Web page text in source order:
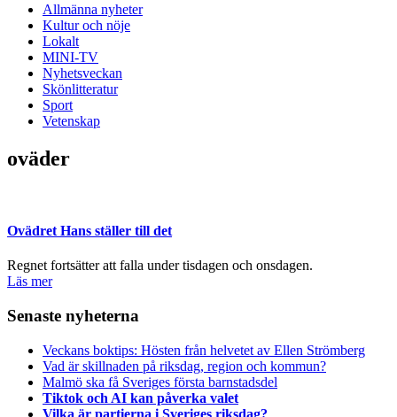
Allmänna nyheter
Kultur och nöje
Lokalt
MINI-TV
Nyhetsveckan
Skönlitteratur
Sport
Vetenskap
oväder
Ovädret Hans ställer till det
Regnet fortsätter att falla under tisdagen och onsdagen.
Läs mer
Senaste nyheterna
Veckans boktips: Hösten från helvetet av Ellen Strömberg
Vad är skillnaden på riksdag, region och kommun?
Malmö ska få Sveriges första barnstadsdel
Tiktok och AI kan påverka valet
Vilka är partierna i Sveriges riksdag?